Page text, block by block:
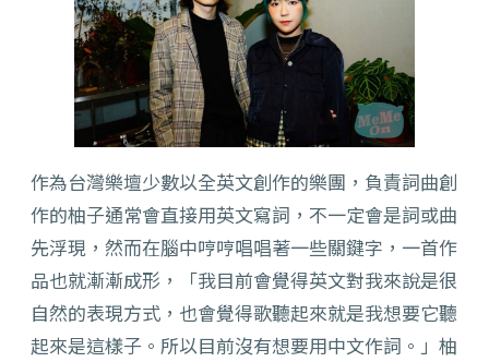
作為台灣樂壇少數以全英文創作的樂團，負責詞曲創
作的柚子通常會直接用英文寫詞，不一定會是詞或曲
先浮現，然而在腦中哼哼唱唱著一些關鍵字，一首作
品也就漸漸成形，「我目前會覺得英文對我來說是很
自然的表現方式，也會覺得歌聽起來就是我想要它聽
起來是這樣子。所以目前沒有想要用中文作詞。」柚